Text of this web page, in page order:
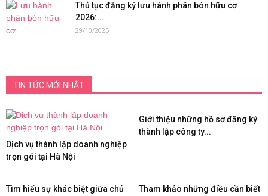
Thủ tục đăng ký lưu hành phân bón hữu cơ
2026:...
29/10/2025
TIN TỨC MỚI NHẤT
Dịch vụ thành lập doanh nghiệp
trọn gói tại Hà Nội
Giới thiệu những hồ sơ đăng ký
thành lập công ty...
Tìm hiểu sự khác biệt giữa chủ
Tham khảo những điều cần biết